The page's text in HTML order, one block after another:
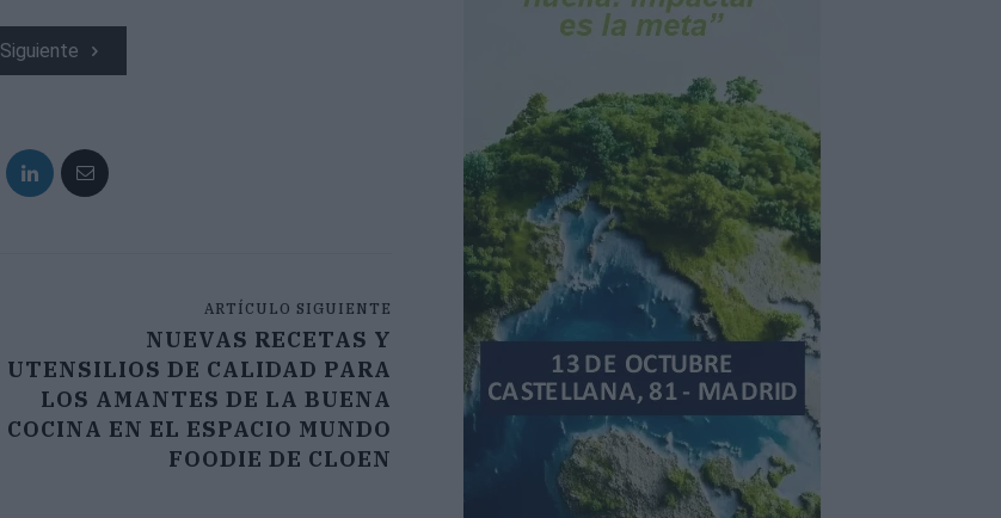
Siguiente
ARTÍCULO SIGUIENTE
NUEVAS RECETAS Y
UTENSILIOS DE CALIDAD PARA
LOS AMANTES DE LA BUENA
COCINA EN EL ESPACIO MUNDO
FOODIE DE CLOEN